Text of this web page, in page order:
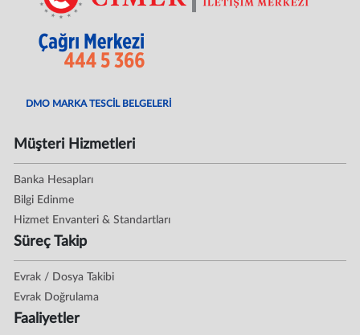
DMO MARKA TESCİL BELGELERİ
Müşteri Hizmetleri
Banka Hesapları
Bilgi Edinme
Hizmet Envanteri & Standartları
Süreç Takip
Evrak / Dosya Takibi
Evrak Doğrulama
Faaliyetler